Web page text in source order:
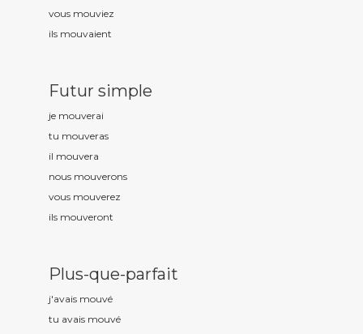
vous mouviez
ils mouvaient
Futur simple
je mouverai
tu mouveras
il mouvera
nous mouverons
vous mouverez
ils mouveront
Plus-que-parfait
j'avais mouvé
tu avais mouvé